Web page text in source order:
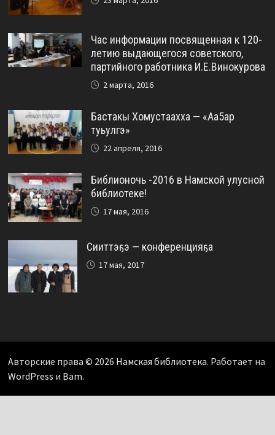
Час информации посвященная к 120-
летию выдающегося советского,
партийного работника И.Е.Винокурова
2 марта, 2016
Бастакы Хомустаахха — «Аа5ар
туьулгэ»
22 апреля, 2016
Библионочь -2016 в Намской улусной
библиотеке!
17 мая, 2016
Сииттэҕэ — конференцияҕа
17 мая, 2017
Авторские права © 2026 Намская библиотека. Работает на
WordPress и Bam.